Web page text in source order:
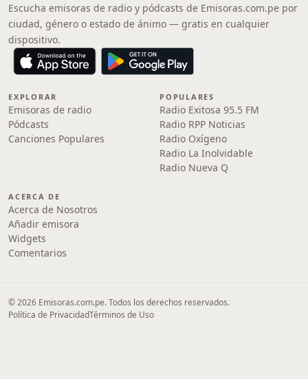
Escucha emisoras de radio y pódcasts de Emisoras.com.pe por
ciudad, género o estado de ánimo — gratis en cualquier
dispositivo.
EXPLORAR
Emisoras de radio
Pódcasts
Canciones Populares
POPULARES
Radio Exitosa 95.5 FM
Radio RPP Noticias
Radio Oxígeno
Radio La Inolvidable
Radio Nueva Q
ACERCA DE
Acerca de Nosotros
Añadir emisora
Widgets
Comentarios
© 2026 Emisoras.com.pe. Todos los derechos reservados.
Política de PrivacidadTérminos de Uso